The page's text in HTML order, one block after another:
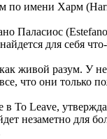
по имени Харм
Паласиос
для себя
живой разум. У
что они только
Leave,
незаметно для